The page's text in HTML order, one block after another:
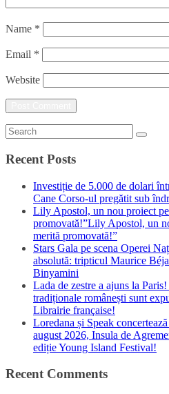
Name *
Email *
Website
Recent Posts
Investiție de 5.000 de dolari
Cane Corso-ul pregătit sub
Lily Apostol, un nou proiect
promovată!”Lily Apostol, un
merită promovată!”
Stars Gala pe scena Operei
absolută: tripticul Maurice
Binyamini
Lada de zestre a ajuns la
tradiționale românești sunt
Librairie française!
Loredana și Speak
august 2026, Insula de
ediție Young Island Festival!
Recent Comments